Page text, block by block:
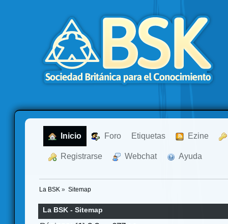
Inicio Foro Etiquetas Ezine
Registrarse Webchat Ayuda
La BSK » Sitemap
La BSK - Sitemap